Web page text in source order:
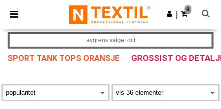
× Ntextil-app
Bedre priser i appen!
Last ned app
0
SPORT TANK TOPS ORANSJE GROSSIST OG
avgrens valget ditt